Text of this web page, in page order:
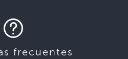
frecuentes